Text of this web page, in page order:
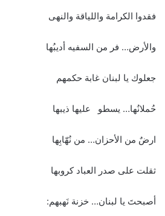
فقدوا الكرامة واللياقة والنهى
والأرض… فر من السفيه أديبُها
جعلوك يا لبنان غابة حكمهم
حُملانُها… يسطو عليها ذيبها
ارضٌ من الأحزان… من نُهّابِها
ثقلت على صدر العباد كروبها
أصبحتَ يا لبنان… خزنة نَهبهم: